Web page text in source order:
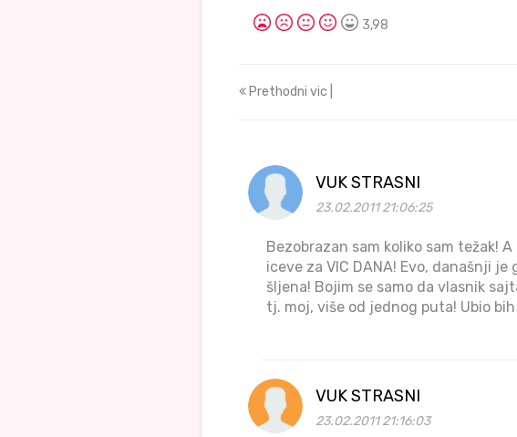
3,98
Prethodni vic |
VUK STRASNI
23.02.2011 21:06:25
Bezobrazan sam koliko sam težak!
iceve za VIC DANA! Evo, današnji
šljena! Bojim se samo da vlasnik
tj. moj, više od jednog puta! Ubio bih
VUK STRASNI
23.02.2011 21:16:03